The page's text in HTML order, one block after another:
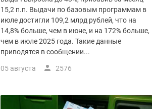
15,2 п.п. Выдачи по базовым программам в
июле достигли 109,2 млрд рублей, что на
14,8% больше, чем в июне, и на 172% больше,
чем в июле 2025 года. Такие данные
приводятся в сообщении...
05 августа 2576